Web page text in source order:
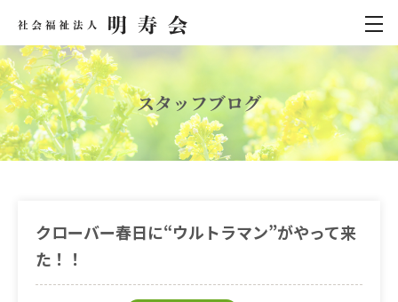
スタッフブログ
クローバー春日に“ウルトラマン”がやって来
た！！